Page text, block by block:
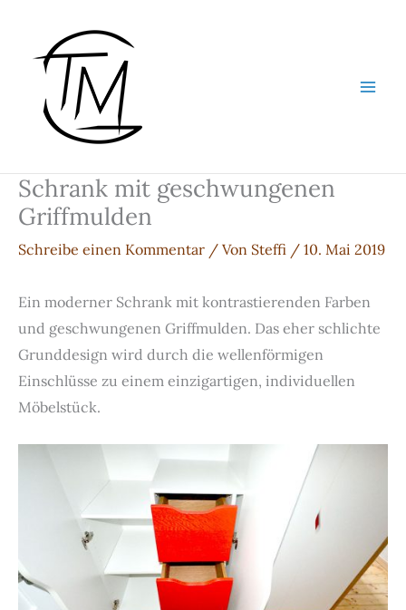
springen
Schrank mit geschwungenen
Griffmulden
Schreibe einen Kommentar / Von Steffi / 10. Mai 2019
Ein moderner Schrank mit kontrastierenden Farben
und geschwungenen Griffmulden. Das eher schlichte
Grunddesign wird durch die wellenförmigen
Einschlüsse zu einem einzigartigen, individuellen
Möbelstück.